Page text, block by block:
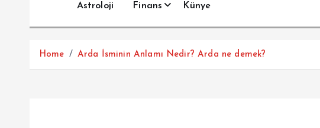
Astroloji Finans Künye
Home Arda İsminin Anlamı Nedir? Arda ne demek?